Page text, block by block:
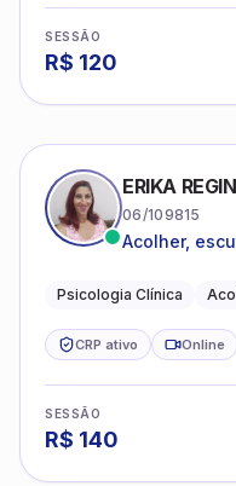
SESSÃO
R$ 120
ERIKA
06/109815
Acolher,
Psicologia Clínica
CRP ativo Online
SESSÃO
R$ 140